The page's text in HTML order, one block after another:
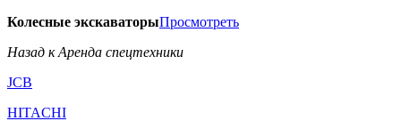
Колесные экскаваторыПросмотреть
Назад к Аренда спецтехники
JCB
HITACHI